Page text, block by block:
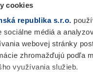
cookies
republika s.r.o.
sociálne médiá a
webovej stránky
zhromažďujú podľa
využívania služieb.